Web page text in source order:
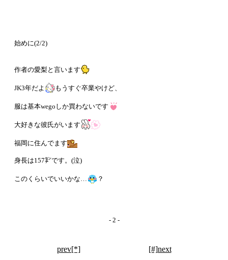
始めに(2/2)
作者の愛梨と言います
JK3年だよ もうすぐ卒業やけど、
服は基本wegoしか買わないです
大好きな彼氏がいます
福岡に住んでます
身長は157㌢です。(泣)
このくらいでいいかな… ？
- 2 -
prev[*] [#]next